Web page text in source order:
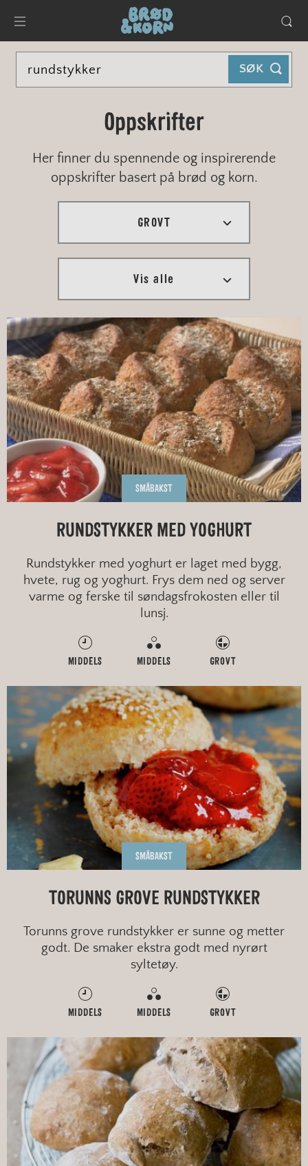
Oppskrifter
Her finner du spennende og inspirerende
oppskrifter basert på brød og korn.
SØK
VIS ALLE
EKSTRA GROVT
FINT
GROVT
HALVGROVT
KATEGORI
KORNSLAG
MÅLTID
TYPE BAKST
Grov småbakst
Grovt brød
Grovt knekkebrød
Vis alle
SMÅBAKST
RUNDSTYKKER MED YOGHURT
Rundstykker med yoghurt er laget med bygg,
hvete, rug og yoghurt. Frys dem ned og server
varme og ferske til søndagsfrokosten eller til
lunsj.
MIDDELS MIDDELS GROVT
SMÅBAKST
TORUNNS GROVE RUNDSTYKKER
Torunns grove rundstykker er sunne og metter
godt. De smaker ekstra godt med nyrørt
syltetøy.
MIDDELS MIDDELS GROVT